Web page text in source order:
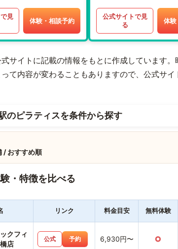
見
体験・相談予約
公式サイトで見
る
体験
サイトに記載の情報をもとに作成しています
て内容が変わることもありますので、公式サイ
のピラティスを条件から探す
/ おすすめ順
・特徴を比べる
リンク 料金目安 無料体験
クフィ
店
公式 予約 6,930円〜 ○